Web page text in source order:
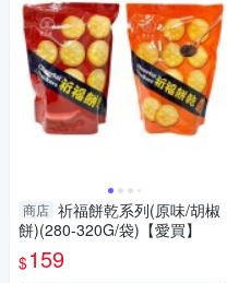
商店 祈福餅乾系列(原味/胡椒
餅)(280-320G/袋)【愛買】
$159